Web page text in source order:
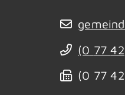
(0 77
(0 77